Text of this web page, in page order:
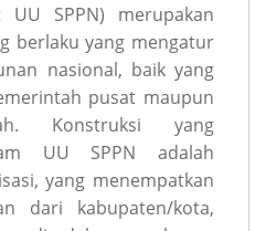
UU SPPN) merupakan
berlaku yang mengatur
nasional, baik yang
pusat maupun
Konstruksi yang
UU SPPN adalah
yang menempatkan
dari kabupaten/kota,